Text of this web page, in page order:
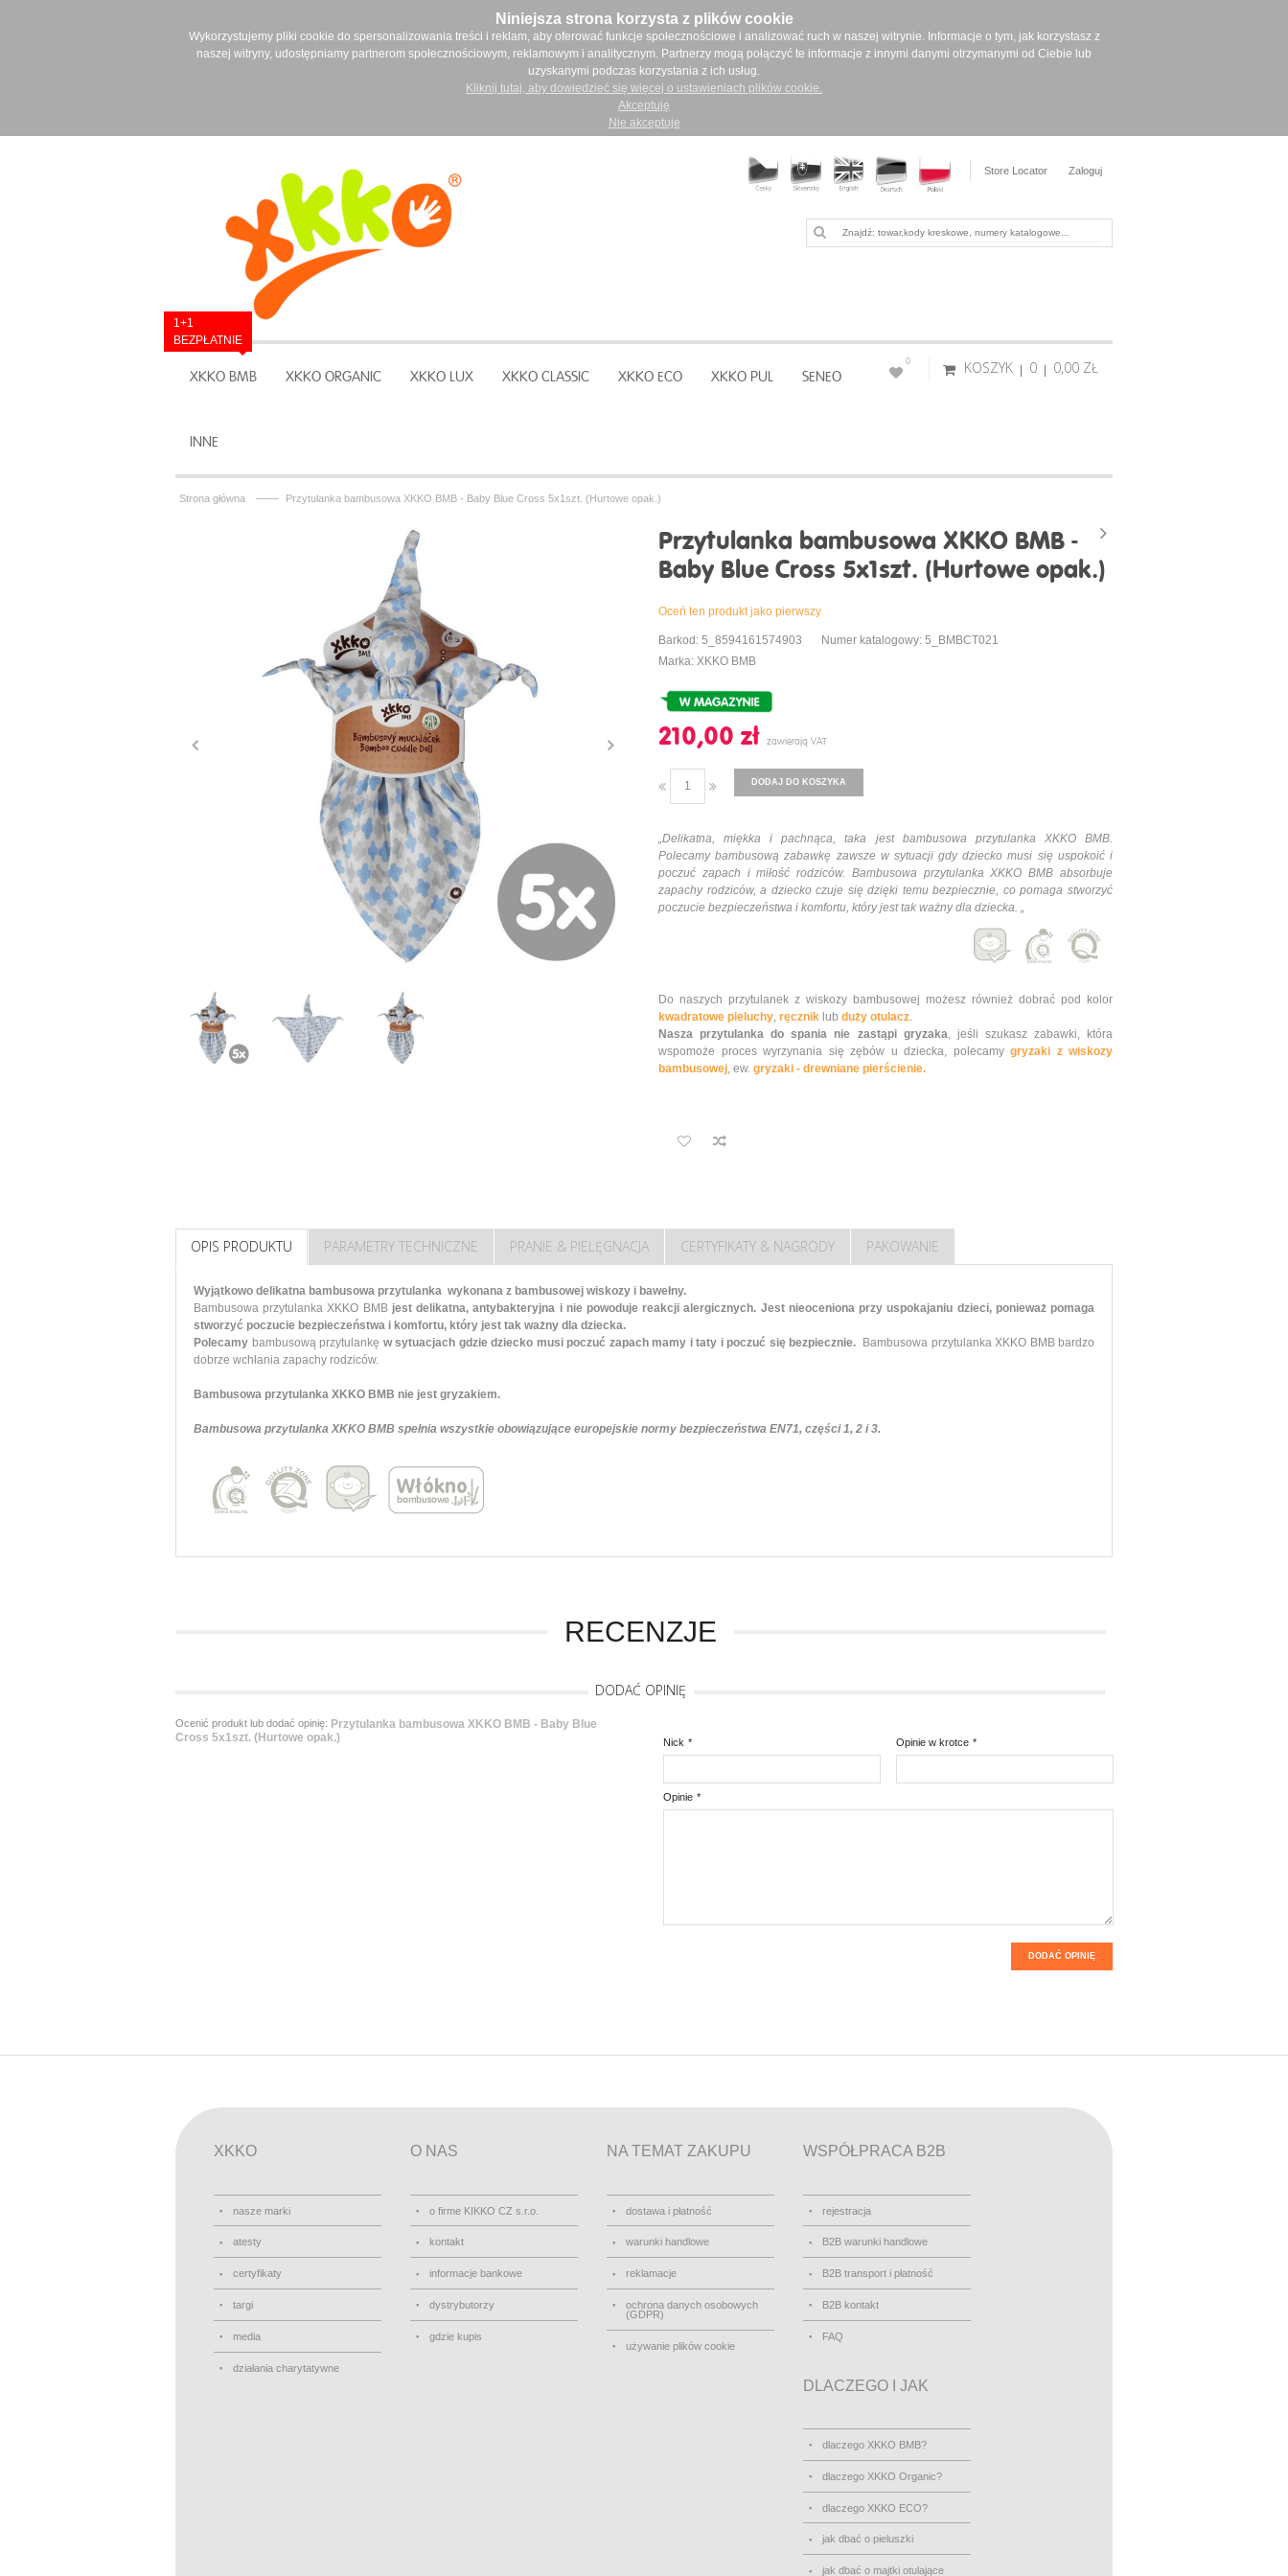
Niniejsza strona korzysta z plików cookie
Wykorzystujemy pliki cookie do spersonalizowania treści i reklam, aby oferować funkcje społecznościowe i analizować ruch w naszej witrynie. Informacje o tym, jak korzystasz z
naszej witryny, udostępniamy partnerom społecznościowym, reklamowym i analitycznym. Partnerzy mogą połączyć te informacje z innymi danymi otrzymanymi od Ciebie lub
uzyskanymi podczas korzystania z ich usług.
Kliknij tutaj, aby dowiedzieć się więcej o ustawieniach plików cookie.
Akceptuję
Nie akceptuje
Store Locator Zaloguj
XKKO BMB
1+1
BEZPŁATNIE
XKKO ORGANIC XKKO LUX XKKO CLASSIC XKKO ECO XKKO PUL SENEO
INNE
KOSZYK 0 0,00 ‎ZŁ
0
Strona główna —— Przytulanka bambusowa XKKO BMB - Baby Blue Cross 5x1szt. (Hurtowe opak.)
Przytulanka bambusowa XKKO BMB -
Baby Blue Cross 5x1szt. (Hurtowe opak.)
Oceń ten produkt jako pierwszy
Barkod: 5_8594161574903
Numer katalogowy: 5_BMBCT021
Marka: XKKO BMB
210,00 ‎zł
DODAJ DO KOSZYKA
„Delikatna, miękka i pachnąca, taka jest bambusowa przytulanka XKKO BMB.
Polecamy bambusową zabawkę zawsze w sytuacji gdy dziecko musi się uspokoić i
poczuć zapach i miłość rodziców. Bambusowa przytulanka XKKO BMB absorbuje
zapachy rodziców, a dziecko czuje się dzięki temu bezpiecznie, co pomaga stworzyć
poczucie bezpieczeństwa i komfortu, który jest tak ważny dla dziecka. „
Do naszych przytulanek z wiskozy bambusowej możesz również dobrać pod kolor
kwadratowe pieluchy, ręcznik lub duży otulacz.
Nasza przytulanka do spania nie zastąpi gryzaka, jeśli szukasz zabawki, która
wspomoże proces wyrzynania się zębów u dziecka, polecamy gryzaki z wiskozy
bambusowej, ew. gryzaki - drewniane pierścienie.
OPIS PRODUKTU PARAMETRY TECHNICZNE PRANIE & PIELĘGNACJA CERTYFIKATY & NAGRODY PAKOWANIE
Wyjątkowo delikatna bambusowa przytulanka wykonana z bambusowej wiskozy i bawełny.
Bambusowa przytulanka XKKO BMB jest delikatna, antybakteryjna i nie powoduje reakcji alergicznych. Jest nieoceniona przy uspokajaniu dzieci, ponieważ pomaga
stworzyć poczucie bezpieczeństwa i komfortu, który jest tak ważny dla dziecka.
Polecamy bambusową przytulankę w sytuacjach gdzie dziecko musi poczuć zapach mamy i taty i poczuć się bezpiecznie.
Bambusowa przytulanka XKKO BMB bardzo
dobrze wchłania zapachy rodziców.
Bambusowa przytulanka XKKO BMB nie jest gryzakiem.
Bambusowa przytulanka XKKO BMB spełnia wszystkie obowiązujące europejskie normy bezpieczeństwa EN71, części 1, 2 i 3.
RECENZJE
DODAĆ OPINIĘ
Ocenić produkt lub dodać opinię: Przytulanka bambusowa XKKO BMB - Baby Blue
Cross 5x1szt. (Hurtowe opak.)
*
Nick *
Opinie w krotce
*
Opinie
DODAĆ OPINIĘ
XKKO
nasze marki
atesty
certyfikaty
targi
media
działania charytatywne
O NAS
o firme KIKKO CZ s.r.o.
kontakt
informacje bankowe
dystrybutorzy
gdzie kupis
NA TEMAT ZAKUPU
dostawa i płatność
warunki handlowe
reklamacje
ochrona danych osobowych
(GDPR)
używanie plików cookie
WSPÓŁPRACA B2B
rejestracja
B2B warunki handlowe
B2B transport i płatność
B2B kontakt
FAQ
DLACZEGO I JAK
dlaczego XKKO BMB?
dlaczego XKKO Organic?
dlaczego XKKO ECO?
jak dbać o pieluszki
jak dbać o majtki otulające